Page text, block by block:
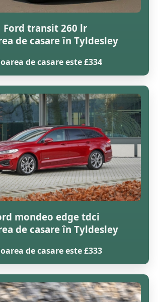
Ford transit 260 lr
de casare în Tyldesley
de casare este £334
mondeo edge tdci
de casare în Tyldesley
de casare este £333